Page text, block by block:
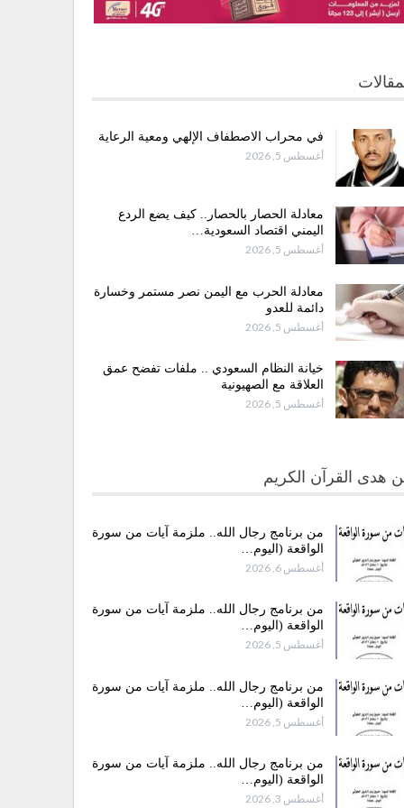
في محراب الاصطفاف الإلهي ومعية الرعاية
أغسطس 5, 2026
معادلة الحصار بالحصار.. كيف يضع الردع
اليمني اقتصاد السعودية…
أغسطس 5, 2026
معادلة الحرب مع اليمن نصر مستمر وخسارة
دائمة للعدو
أغسطس 5, 2026
خيانة النظام السعودي .. ملفات تفضح عمق
العلاقة مع الصهيونية
أغسطس 5, 2026
هدى القرآن الكريم
من برنامج رجال الله.. ملزمة آيات من سورة
الواقعة (اليوم…
أغسطس 6, 2026
من برنامج رجال الله.. ملزمة آيات من سورة
الواقعة (اليوم…
أغسطس 5, 2026
من برنامج رجال الله.. ملزمة آيات من سورة
الواقعة (اليوم…
أغسطس 5, 2026
من برنامج رجال الله.. ملزمة آيات من سورة
الواقعة (اليوم…
أغسطس 3, 2026